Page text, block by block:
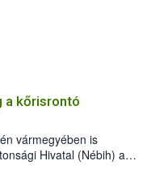
a kőrisrontó
vármegyében is
Hivatal (Nébih) a
jelenlétét. A
meg, de már fertőzött